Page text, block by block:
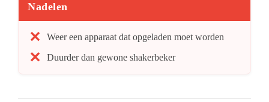
Nadelen
Weer een apparaat dat opgeladen moet worden
Duurder dan gewone shakerbeker